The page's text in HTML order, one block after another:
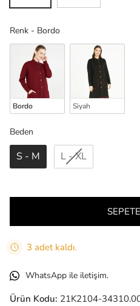
Renk - BordoRenk
Bordo Siyah
Beden
Beden
S - M L - XL
3 adet kaldı.
WhatsApp ile iletişim.
Ürün Kodu: 21K2104-